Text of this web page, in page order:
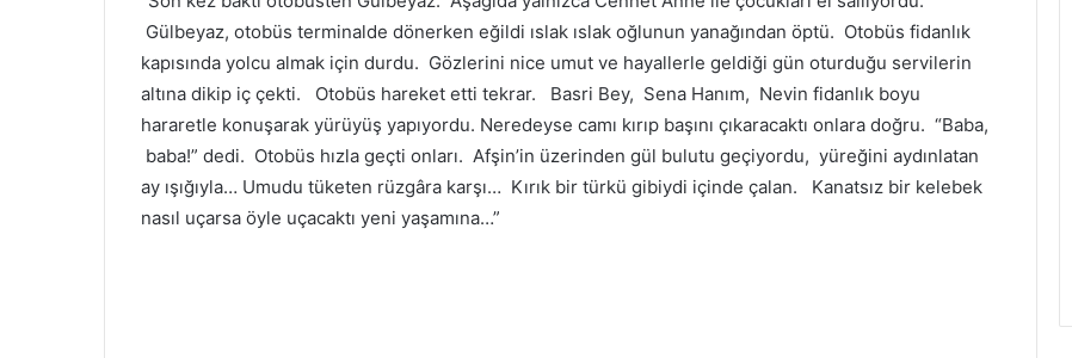
Gülbeyaz, otobüs terminalde dönerken eğildi ıslak ıslak oğlunun yanağından öptü. Otobüs fidanlık
kapısında yolcu almak için durdu. Gözlerini nice umut ve hayallerle geldiği gün oturduğu servilerin
altına dikip iç çekti. Otobüs hareket etti tekrar. Basri Bey, Sena Hanım, Nevin fidanlık boyu
hararetle konuşarak yürüyüş yapıyordu. Neredeyse camı kırıp başını çıkaracaktı onlara doğru. “Baba,
baba!” dedi. Otobüs hızla geçti onları. Afşin’in üzerinden gül bulutu geçiyordu, yüreğini aydınlatan
ay ışığıyla… Umudu tüketen rüzgâra karşı… Kırık bir türkü gibiydi içinde çalan. Kanatsız bir kelebek
nasıl uçarsa öyle uçacaktı yeni yaşamına…”